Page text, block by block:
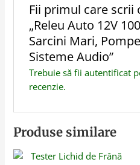
Fii primul care scrii
„Releu Auto 12V
Sarcini Mari,
Sisteme Audio”
Trebuie să fii autentificat
recenzie.
Produse similare